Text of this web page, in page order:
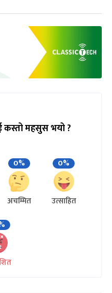
कस्तो महसुस भयो ?
0%
अचम्मित
0%
उत्साहित